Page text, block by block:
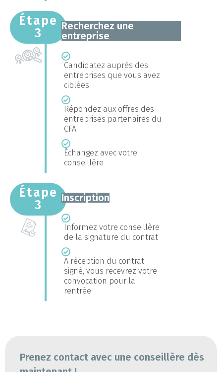
Étape
3
Recherchez une
entreprise
Candidatez auprès des
entreprises que vous avez
ciblées
Répondez aux offres des
entreprises partenaires du
CFA
Échangez avec votre
conseillère
Étape
3
Inscription
Informez votre conseillère
de la signature du contrat
A réception du contrat
signé, vous recevrez votre
convocation pour la
rentrée
Prenez contact avec une conseillère dès